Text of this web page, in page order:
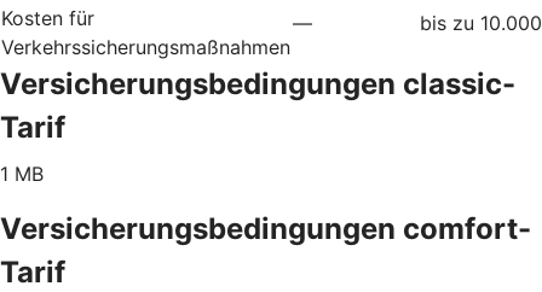
Kosten für
Verkehrssicherungsmaßnahmen
— bis zu
Versicherungsbedingungen classic-
Tarif
1 MB
Versicherungsbedingungen comfort-
Tarif